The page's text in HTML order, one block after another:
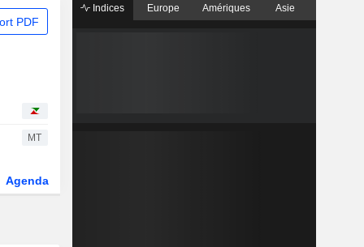
PDF
MT
Agenda
Indices Europe Amériques Asie